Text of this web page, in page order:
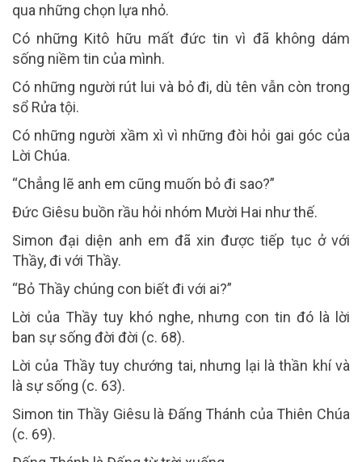
qua những chọn lựa nhỏ.
Có những Kitô hữu mất đức tin vì đã không dám
sống niềm tin của mình.
Có những người rút lui và bỏ đi, dù tên vẫn còn trong
sổ Rửa tội.
Có những người xầm xì vì những đòi hỏi gai góc của
Lời Chúa.
“Chẳng lẽ anh em cũng muốn bỏ đi sao?”
Đức Giêsu buồn rầu hỏi nhóm Mười Hai như thế.
Simon đại diện anh em đã xin được tiếp tục ở với
Thầy, đi với Thầy.
“Bỏ Thầy chúng con biết đi với ai?”
Lời của Thầy tuy khó nghe, nhưng con tin đó là lời
ban sự sống đời đời (c. 68).
Lời của Thầy tuy chướng tai, nhưng lại là thần khí và
là sự sống (c. 63).
Simon tin Thầy Giêsu là Đấng Thánh của Thiên Chúa
(c. 69).